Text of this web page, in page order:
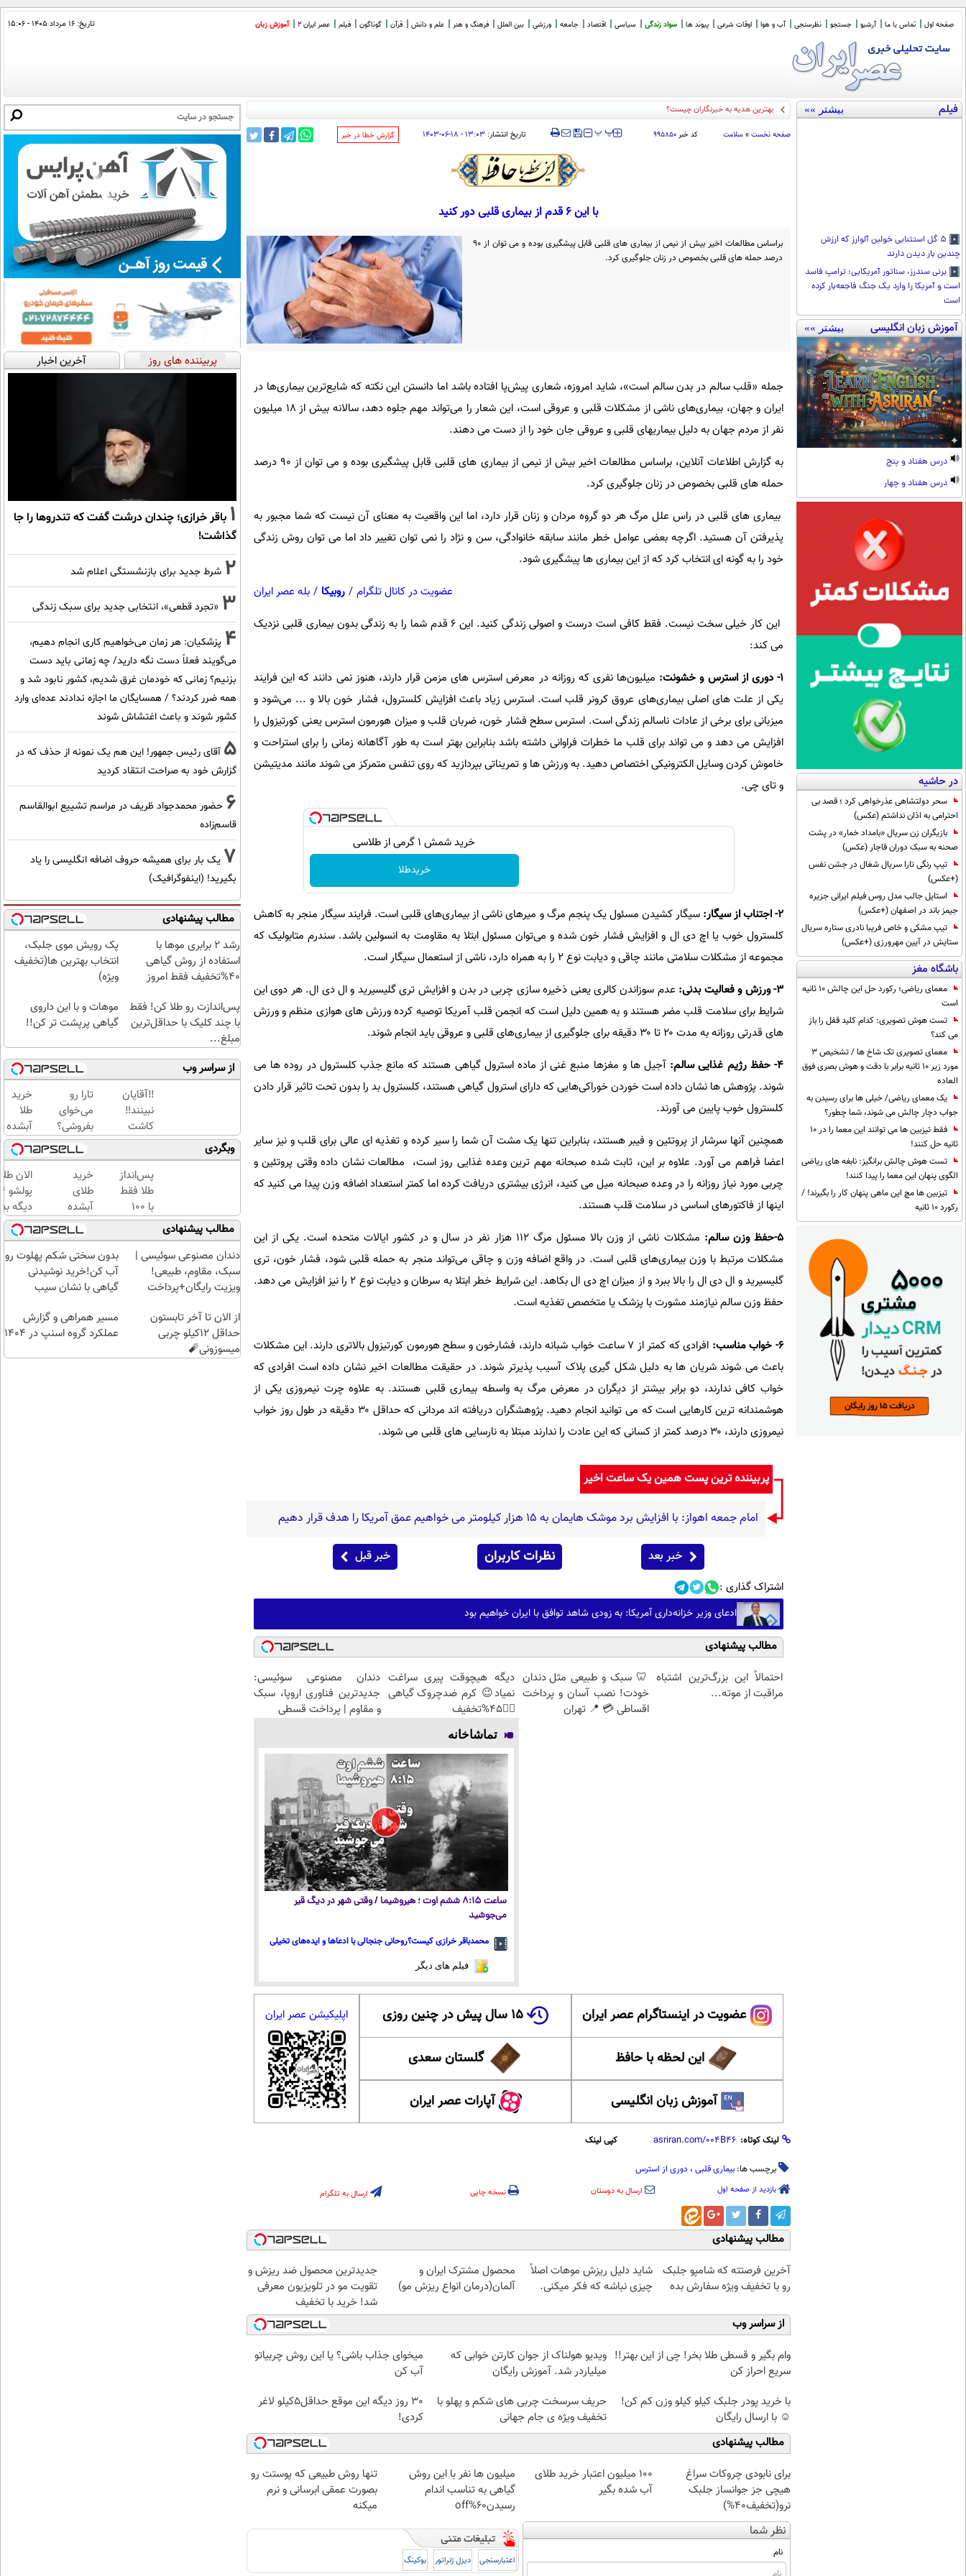
صفحه اول تماس با ما آرشیو جستجو نظرسنجی آب و هوا اوقات شرعی پیوند ها سواد زندگی سیاسی اقتصاد جامعه ورزشی بین الملل فرهنگ و هنر علم و دانش قرآن گوناگون فیلم عصر ایران 2 آموزش زبان تاریخ: ۱۶ مرداد ۱۴۰۵ - ۱۵:۰۶
فیلم بیشتر »»
۵ گل استثنایی خولین آلوارز که ارزش
چندین بار دیدن دارند
برنی سندرز، سناتور آمریکایی: ترامپ فاسد
است و آمریکا را وارد یک جنگ فاجعه‌بار کرده
است
آموزش زبان انگلیسی بیشتر »»
درس هفتاد و پنج
درس هفتاد و چهار
در حاشیه
سحر دولتشاهی عذرخواهی کرد ؛ قصد بی
احترامی به اذان نداشتم (عکس)
بازیگران زن سریال «بامداد خمار» در پشت
صحنه به سبک دوران قاجار (عکس)
تیپ رنگی تارا سریال شغال در جشن نفس
(+عکس)
استایل جالب مدل روس فیلم ایرانی جزیره
جیمز باند در اصفهان (+عکس)
تیپ مشکی و خاص فریبا نادری ستاره سریال
ستایش در آیین مهرورزی (+عکس)
باشگاه مغز
معمای ریاضی؛ رکورد حل این چالش 10 ثانیه
است
تست هوش تصویری: کدام کلید قفل را باز
می کند؟
معمای تصویری تک شاخ ها / تشخیص 3
مورد زیر 10 ثانیه برابر با دقت و هوش بصری فوق
العاده
یک معمای ریاضی/ خیلی ها برای رسیدن به
جواب دچار چالش می شوند، شما چطور؟
فقط تیزبین ها می توانند این معما را در 10
ثانیه حل کنند!
تست هوش چالش برانگیز: نابغه های ریاضی
الگوی پنهان این معما را پیدا کنند!
تیزبین ها مچ این ماهی پنهان کار را بگیرند! /
رکورد 10 ثانیه
بهترین هدیه به خبرنگاران چیست؟
صفحه نخست » سلامت کد خبر ۹۹۵۸۵۰ ‍‍‍ پپ تاریخ انتشار: ۱۳:۰۳ - ۱۸-۰۶-۱۴۰۳ ‌گزارش خطا در خبر
با این ۶ قدم از بیماری قلبی دور کنید
براساس مطالعات اخیر بیش از نیمی از بیماری ‌های قلبی قابل پیشگیری بوده و می ‌توان از ۹۰
درصد حمله ‌های قلبی بخصوص در زنان جلوگیری کرد.
جمله «قلب سالم در بدن سالم است»، شاید امروزه، شعاری پیش‌پا افتاده باشد اما دانستن این نکته که شایع‌ترین بیماری‌ها در
ایران و جهان، بیماری‌های ناشی از مشکلات قلبی و عروقی است، این شعار را می‌تواند مهم جلوه دهد، سالانه بیش از ۱۸ میلیون
نفر از مردم جهان به دلیل بیماری‎های قلبی و عروقی جان خود را از دست می دهند.
به گزارش اطلاعات آنلاین، براساس مطالعات اخیر بیش از نیمی از بیماری ‌های قلبی قابل پیشگیری بوده و می ‌توان از ۹۰ درصد
حمله ‌های قلبی بخصوص در زنان جلوگیری کرد.
بیماری های قلبی در راس علل مرگ هر دو گروه مردان و زنان قرار دارد، اما این واقعیت به معنای آن نیست که شما مجبور به
پذیرفتن آن هستید. اگرچه بعضی عوامل خطر مانند سابقه خانوادگی، سن و نژاد را نمی ‌توان تغییر داد اما می ‌توان روش زندگی
خود را به گونه ‌ای انتخاب کرد که از این بیماری ‌ها پیشگیری شود.
عضویت در کانال تلگرام / روبیکا / بله عصر ایران
این‌ کار خیلی سخت نیست. فقط کافی است درست و اصولی زندگی کنید. این ۶ قدم شما را به زندگی بدون بیماری قلبی نزدیک
می‌ کند:
۱- دوری از استرس و خشونت:
میلیون‌ها نفری که روزانه در معرض استرس های مزمن قرار دارند، هنوز نمی دانند که این فرایند
یکی از علت های اصلی بیماری‌های عروق کرونر قلب است. استرس زیاد باعث افزایش کلسترول، فشار خون بالا و ... می‌شود و
میزبانی برای برخی از عادات ناسالم زندگی است. استرس سطح فشار خون، ضربان قلب و میزان هورمون استرس یعنی کورتیزول را
افزایش می ‌دهد و می ‌تواند برای قلب ما خطرات فراوانی داشته باشد بنابراین بهتر است به‌ طور آگاهانه زمانی را برای استراحت و
خاموش کردن وسایل الکترونیکی اختصاص دهید. به ورزش ‌ها و تمریناتی بپردازید که روی تنفس متمرکز می ‌شوند مانند مدیتیشن
و تای چی.
خرید شمش 1 گرمی از طلاسی
خریدطلا
۲- اجتناب از سیگار:
سیگار کشیدن مسئول یک پنجم مرگ و میرهای ناشی از بیماری‌های قلبی است. فرایند سیگار منجر به کاهش
کلسترول خوب یا اچ دی ال و افزایش فشار خون شده و می‌توان مسئول ابتلا به مقاومت به انسولین باشد. سندرم متابولیک که
مجموعه از مشکلات سلامتی مانند چاقی و دیابت نوع ۲ را به همراه دارد، ناشی از استعمال سیگار است.
۳- ورزش و فعالیت بدنی:
عدم سوزاندن کالری یعنی ذخیره سازی چربی در بدن و افزایش تری گلیسیرید و ال دی ال. هر دوی این
شرایط برای سلامت قلب مضر هستند و به همین دلیل است که انجمن قلب آمریکا توصیه کرده ورزش های هوازی منظم و ورزش
های قدرتی روزانه به مدت ۲۰ تا ۳۰ دقیقه برای جلوگیری از بیماری‌های قلبی و عروقی باید انجام شوند.
۴- حفظ رژیم غذایی سالم:
آجیل‌ ها و مغزها منبع غنی‌ از ماده استرول گیاهی هستند که مانع جذب کلسترول در روده ‌ها می‌
شوند. پژوهش‌ ها نشان داده است خوردن خوراکی‌هایی که دارای استرول گیاهی هستند، کلسترول بد را بدون تحت تاثیر قرار دادن
کلسترول خوب پایین می ‌آورند.
همچنین آنها سرشار از پروتئین و فیبر هستند، بنابراین تنها یک مشت آن شما را سیر کرده و تغذیه ‌ای عالی برای قلب و نیز سایر
اعضا فراهم می ‌آورد. علاوه بر این، ثابت شده صبحانه مهم‌ ترین وعده‌ غذایی روز است، مطالعات نشان داده وقتی پروتئین و
چربی مورد نیاز روزانه را در وعده صبحانه میل می ‌کنید، انرژی بیشتری دریافت کرده اما کمتر استعداد اضافه وزن پیدا می ‌کنید که
اینها از فاکتورهای اساسی در سلامت قلب هستند.
۵-حفظ وزن سالم:
مشکلات ناشی از وزن بالا مسئول مرگ ۱۱۲ هزار نفر در سال و در کشور ایالات متحده است. یکی از این
مشکلات مرتبط با وزن بیماری‌های قلبی است. در واقع اضافه وزن و چاقی می‌تواند منجر به حمله قلبی شود، فشار خون، تری
گلیسیرید و ال دی ال را بالا ببرد و از میزان اچ دی ال بکاهد. این شرایط خطر ابتلا به سرطان و دیابت نوع ۲ را نیز افزایش می دهد.
حفظ وزن سالم نیازمند مشورت با پزشک یا متخصص تغذیه است.
۶- خواب مناسب:
افرادی که کمتر از ۷ ساعت خواب شبانه دارند، فشارخون و سطح هورمون کورتیزول بالاتری دارند. این مشکلات
باعث می‌ شوند شریان ‌ها به دلیل شکل ‌گیری پلاک آسیب ‌پذیرتر شوند. در حقیقت مطالعات اخیر نشان داده است افرادی که
خواب کافی ندارند، دو برابر بیشتر از دیگران در معرض مرگ به واسطه بیماری قلبی هستند. به علاوه چرت نیمروزی یکی از
هوشمندانه ‌ترین کارهایی است که می ‌توانید انجام دهید. پژوهشگران دریافته ‌اند مردانی که حداقل ۳۰ دقیقه در طول روز خواب
نیمروزی دارند، ۳۰ درصد کمتر از کسانی که این عادت را ندارند مبتلا به نارسایی ‌های قلبی می ‌شوند.
پربیننده ترین پست همین یک ساعت اخیر
امام‌ جمعه اهواز: با افزایش برد موشک هایمان به ۱۵ هزار کیلومتر می خواهیم عمق آمریکا را هدف قرار دهیم
خبر بعد نظرات کاربران خبر قبل
اشتراک گذاری :
ادعای وزیر خزانه‌داری آمریکا: به زودی شاهد توافق با ایران خواهیم بود
مطالب پیشنهادی
احتمالاً این بزرگ‌ترین اشتباه
مراقبت از موته...
🦷 سبک و طبیعی مثل دندان
خودت! نصب آسان و پرداخت
اقساطی 💳 📍 تهران
دیگه هیچوقت پیری سراغت
نمیاد😉 کرم ضدچروک گیاهی
👈🏻45%تخفیف
دندان مصنوعی سوئیسی:
جدیدترین فناوری اروپا، سبک
و مقاوم | پرداخت قسطی
تماشاخانه
ساعت ۸:۱۵ ششم اوت ؛ هیروشیما / وقتی شهر در دیگ قیر
می‌جوشید
محمدباقر خرازی کیست؟روحانی جنجالی با ادعاها و ایده‌های تخیلی
فیلم های دیگر
عضویت در اینستاگرام عصر ایران ۱۵ سال پیش در چنین روزی
این لحظه با حافظ گلستان سعدی
آموزش زبان انگلیسی آپارات عصر ایران
اپلیکیشن عصر ایران
لینک کوتاه: کپی لینک
برچسب ها: بیماری قلبی ، دوری از استرس
بازدید از صفحه اول ارسال به دوستان نسخه چاپی ارسال به تلگرام
مطالب پیشنهادی
آخرین فرصتته که شامپو جلبک
رو با تخفیف ویژه سفارش بده
شاید دلیل ریزش موهات اصلاً
چیزی نباشه که فکر میکنی.
محصول مشترک ایران و
آلمان(درمان انواع ریزش مو)
جدیدترین محصول ضد ریزش و
تقویت مو در تلویزیون معرفی
شد! خرید با تخفیف
از سراسر وب
وام بگیر و قسطی طلا بخر! چی از این بهتر!!
سریع احراز کن
ویدیو هولناک از جوان کارتن خوابی که
میلیاردر شد. آموزش رایگان
میخوای جذاب باشی؟ یا این روش چربیاتو
آب کن
با خرید پودر جلبک کیلو کیلو وزن کم کن!
☺ با ارسال رایگان
حریف سرسخت چربی های شکم و پهلو با
تخفیف ویژه ی جام جهانی
30 روز دیگه این موقع حداقل5کیلو لاغر
کردی!
مطالب پیشنهادی
برای نابودی چروکات سراغ
هیچی جز جوانساز جلبک
نرو(تخفیف40%)
100 میلیون اعتبار خرید طلای
آب شده بگیر
میلیون ها نفر با این روش
گیاهی به تناسب اندام
رسیدن60%off
تنها روش طبیعی که پوستت رو
بصورت عمقی ابرسانی و نرم
میکنه
نظر شما
نام
اعتبارسنجی دیزل ژنراتور بوکینگ
پربیننده های روز آخرین اخبار
1 باقر خرازی؛ چندان درشت گفت که تندروها را جا
گذاشت!
2 شرط جدید برای بازنشستگی اعلام شد
3 «تجرد قطعی»، انتخابی جدید برای سبک زندگی
4 پزشکیان: هر زمان می‌خواهیم کاری انجام دهیم،
می‌گویند فعلاً دست نگه دارید/ چه زمانی باید دست
بزنیم؟ زمانی که خودمان غرق شدیم، کشور نابود شد و
همه ضرر کردند؟ / همسایگان ما اجازه ندادند عده‌ای وارد
کشور شوند و باعث اغتشاش شوند
5 آقای رئیس جمهور! این هم یک نمونه از حذف که در
گزارش خود به صراحت انتقاد کردید
6 حضور محمدجواد ظریف در مراسم تشییع ابوالقاسم
قاسم‌زاده
7 یک بار برای همیشه حروف اضافه انگلیسی را یاد
بگیرید! (اینفوگرافیک)
مطالب پیشنهادی
رشد 2 برابری موها با
استفاده از روش گیاهی
40%تخفیف فقط امروز
پک رویش موی جلبک،
انتخاب بهترین ها(تخفیف
ویژه)
پس‌اندازت رو طلا کن! فقط
با چند کلیک با حداقل‌ترین
مبلغ...
موهات و با این داروی
گیاهی پرپشت تر کن!!
از سراسر وب
‼️آقایان
نبینند‼️
کاشت
موی
طبیعی با
جدیدترین
متد روز
دنیا
تارا رو
می‌خوای
بفروشی؟
با
خودرو۴۵
یک‌روزه
بفروشش
خرید
طلا
آبشده
با 100
هزار
تومن
وبگردی
پس‌انداز
طلا فقط
با ۱۰۰
هزارتومان
(امن و
راحت)
خرید
طلای
آبشده
حتی با
۱۰۰هزارتومان
الان
دیگه
طلا با
بی‌بهره
مطالب پیشنهادی
دندان مصنوعی سوئیسی |
سبک، مقاوم، طبیعی!
ویزیت رایگان+پرداخت
بدون سختی شکم پهلوت رو
آب کن!خرید نوشیدنی
گیاهی با نشان سیب
از الان تا آخر تابستون
حداقل 12کیلو چربی
میسوزونی🧨
مسیر همراهی و گزارش
عملکرد گروه اسنپ در ۱۴۰۴